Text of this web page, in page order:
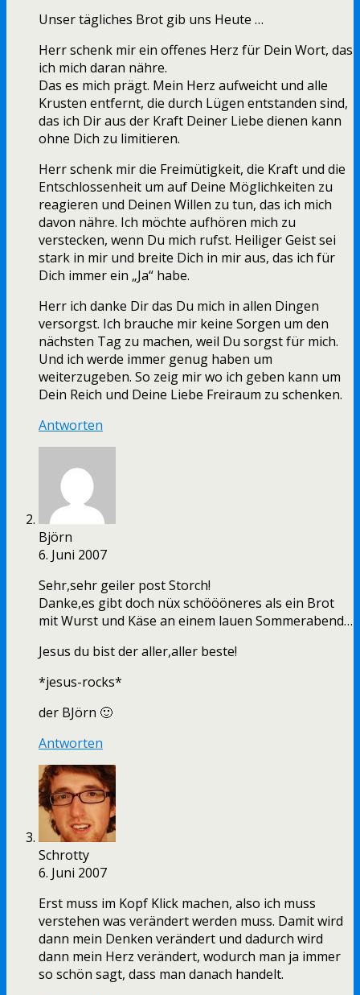
Unser tägliches Brot gib uns Heute …
Herr schenk mir ein offenes Herz für Dein Wort, das
ich mich daran nähre.
Das es mich prägt. Mein Herz aufweicht und alle
Krusten entfernt, die durch Lügen entstanden sind,
das ich Dir aus der Kraft Deiner Liebe dienen kann
ohne Dich zu limitieren.
Herr schenk mir die Freimütigkeit, die Kraft und die
Entschlossenheit um auf Deine Möglichkeiten zu
reagieren und Deinen Willen zu tun, das ich mich
davon nähre. Ich möchte aufhören mich zu
verstecken, wenn Du mich rufst. Heiliger Geist sei
stark in mir und breite Dich in mir aus, das ich für
Dich immer ein „Ja“ habe.
Herr ich danke Dir das Du mich in allen Dingen
versorgst. Ich brauche mir keine Sorgen um den
nächsten Tag zu machen, weil Du sorgst für mich.
Und ich werde immer genug haben um
weiterzugeben. So zeig mir wo ich geben kann um
Dein Reich und Deine Liebe Freiraum zu schenken.
Antworten
Björn
6. Juni 2007
Sehr,sehr geiler post Storch!
Danke,es gibt doch nüx schöööneres als ein Brot
mit Wurst und Käse an einem lauen Sommerabend…
Jesus du bist der aller,aller beste!
*jesus-rocks*
der BJörn 🙂
Antworten
Schrotty
6. Juni 2007
Erst muss im Kopf Klick machen, also ich muss
verstehen was verändert werden muss. Damit wird
dann mein Denken verändert und dadurch wird
dann mein Herz verändert, wodurch man ja immer
so schön sagt, dass man danach handelt.